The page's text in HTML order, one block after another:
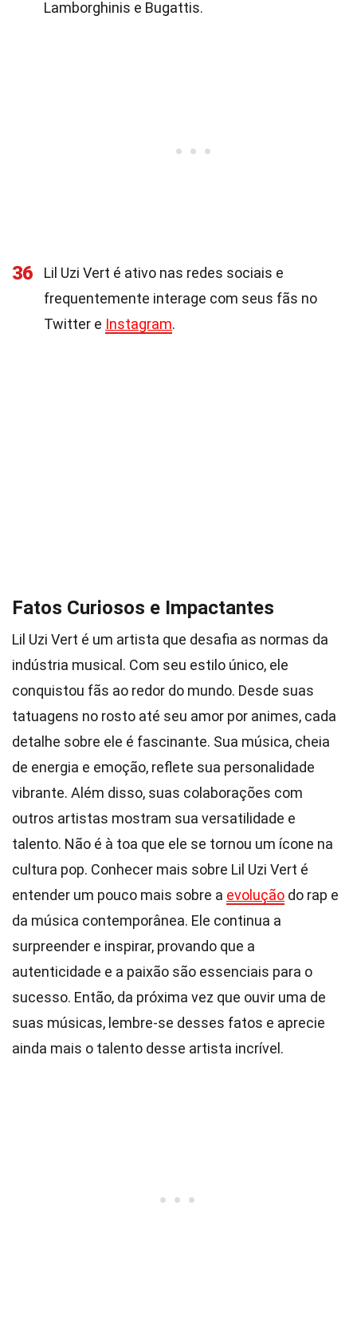
Lamborghinis e Bugattis.
36
Lil Uzi Vert é ativo nas redes sociais e
frequentemente interage com seus fãs no
Twitter e Instagram.
Fatos Curiosos e Impactantes
Lil Uzi Vert é um artista que desafia as normas da
indústria musical. Com seu estilo único, ele
conquistou fãs ao redor do mundo. Desde suas
tatuagens no rosto até seu amor por animes, cada
detalhe sobre ele é fascinante. Sua música, cheia
de energia e emoção, reflete sua personalidade
vibrante. Além disso, suas colaborações com
outros artistas mostram sua versatilidade e
talento. Não é à toa que ele se tornou um ícone na
cultura pop. Conhecer mais sobre Lil Uzi Vert é
entender um pouco mais sobre a evolução do rap e
da música contemporânea. Ele continua a
surpreender e inspirar, provando que a
autenticidade e a paixão são essenciais para o
sucesso. Então, da próxima vez que ouvir uma de
suas músicas, lembre-se desses fatos e aprecie
ainda mais o talento desse artista incrível.